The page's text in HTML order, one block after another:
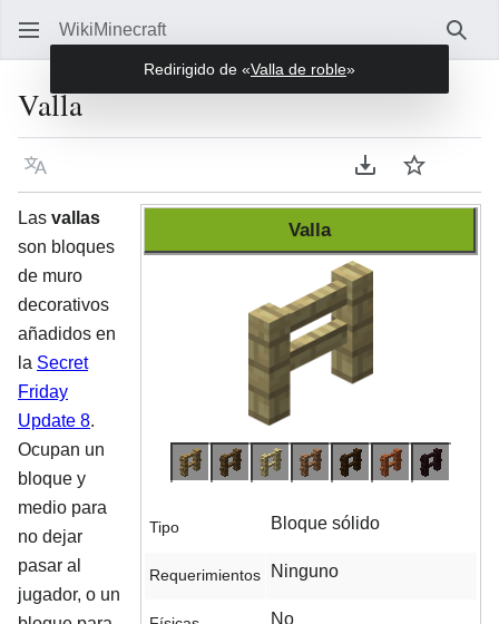
WikiMinecraft
Valla
Idioma Descargar en
Vigilar
Valla
Tipo Bloque sólido
Requerimientos Ninguno
No
Las vallas
son bloques
de muro
decorativos
añadidos en
la Secret
Friday
Update 8.
Ocupan un
bloque y
medio para
no dejar
pasar al
jugador, o un
Redirigido de «Valla de roble»